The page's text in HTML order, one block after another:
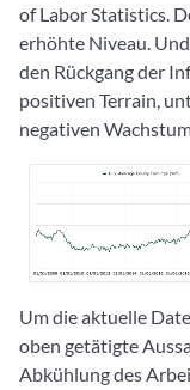
of Labor Statistics.
erhöhte Niveau.
den Rückgang der
positiven Terrain,
negativen
Um die aktuelle
oben getätigte
Abkühlung des